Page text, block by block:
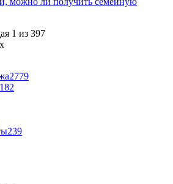
1 из 397
2779
239